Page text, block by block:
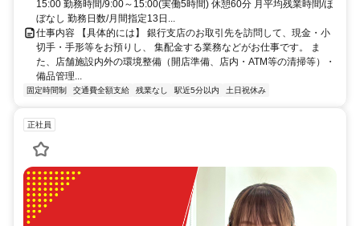
15:00 勤務時間/9:00～15:00(実働5時間) 休憩60分 月平均残業時間/ほ
ぼなし 勤務日数/月間指定13日...
仕事内容 【具体的には】 銀行支店のお取引先を訪問して、現金・小
切手・手形等をお預りし、 集配金する業務などがお仕事です。 ま
た、店舗施設内外の環境整備（開店準備、店内・ATM等の清掃等）・
備品管理...
固定時間制 交通費全額支給 残業なし 駅近5分以内 土日祝休み
正社員